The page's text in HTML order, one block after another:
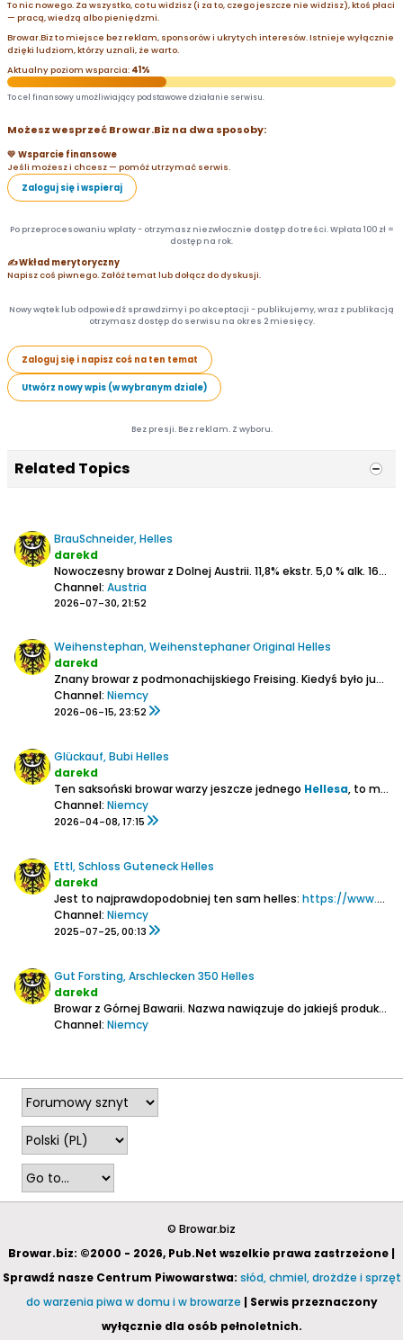
To nic nowego. Za wszystko, co tu widzisz (i za to, czego jeszcze nie widzisz), ktoś płaci
— pracą, wiedzą albo pieniędzmi.
Browar.Biz to miejsce bez reklam, sponsorów i ukrytych interesów. Istnieje wyłącznie
dzięki ludziom, którzy uznali, że warto.
Aktualny poziom wsparcia: 41%
To cel finansowy umożliwiający podstawowe działanie serwisu.
Możesz wesprzeć Browar.Biz na dwa sposoby:
💛 Wsparcie finansowe
Jeśli możesz i chcesz — pomóż utrzymać serwis.
Zaloguj się i wspieraj
Po przeprocesowaniu wpłaty - otrzymasz niezwłocznie dostęp do treści. Wpłata 100 zł =
dostęp na rok.
✍️ Wkład merytoryczny
Napisz coś piwnego. Załóż temat lub dołącz do dyskusji.
Nowy wątek lub odpowiedź sprawdzimy i po akceptacji - publikujemy, wraz z publikacją
otrzymasz dostęp do serwisu na okres 2 miesięcy.
Zaloguj się i napisz coś na ten temat
Utwórz nowy wpis (w wybranym dziale)
Bez presji. Bez reklam. Z wyboru.
Related Topics
BrauSchneider, Helles
darekd
Nowoczesny browar z Dolnej Austrii. 11,8% ekstr. 5,0 % alk. 16 IBU
Channel: Austria
2026-07-30, 21:52
Weihenstephan, Weihenstephaner Original Helles
darekd
Znany browar z podmonachijskiego Freising. Kiedyś było już o ich hellesie:
Channel: Niemcy
2026-06-15, 23:52
Glückauf, Bubi Helles
darekd
Ten saksoński browar warzy jeszcze jednego Hellesa, to ma jednak nieco inne parametry:
Channel: Niemcy
2026-04-08, 17:15
Ettl, Schloss Guteneck Helles
darekd
Jest to najprawdopodobniej ten sam helles: https://www.browar.biz/forum/piwo/pi...tl-ettl-helles
Channel: Niemcy
2025-07-25, 00:13
Gut Forsting, Arschlecken 350 Helles
darekd
Browar z Górnej Bawarii. Nazwa nawiązuje do jakiejś produkcji satyrycznej.
Channel: Niemcy
© Browar.biz
Browar.biz: ©2000 - 2026, Pub.Net wszelkie prawa zastrzeżone |
Sprawdź nasze Centrum Piwowarstwa: słód, chmiel, drożdże i sprzęt
do warzenia piwa w domu i w browarze | Serwis przeznaczony
wyłącznie dla osób pełnoletnich.